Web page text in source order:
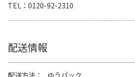
TEL
0120-92-2310
配送情報